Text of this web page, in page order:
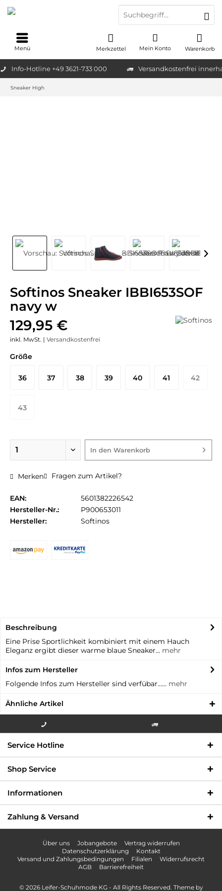
Info-Hotline +49 3621-733 000 Versandkostenfrei
Warenkorb
Merkzettel Mein Konto
Menü
Sneaker High
Softinos Sneaker IBBI653SOF
navy w
129,95 €
inkl. MwSt. | Versandkostenfrei
Größe
36 37 38 39 40 41 42
43
In den Warenkorb
Merken Fragen zum Artikel?
EAN:
5601382226542
Hersteller-Nr.:
P900653011
Hersteller:
Softinos
Beschreibung
Eine Prise Sportlichkeit kombiniert mit einem Hauch
Eleganz ergibt dieser warme blaue Sneaker... mehr
Infos zum Hersteller
Folgende Infos zum Hersteller sind verfübar...... mehr
Ähnliche Artikel
000
Service Hotline
Shop Service
Informationen
Zahlung & Versand
Über uns Jobangebote
Vertrag widerrufen
Datenschutzerklärung
Kontakt
Versand und Zahlungsbedingungen
Filialen
Widerrufsrecht
AGB
Barrierefreiheit
© 2026 Leifer-Schuhmode KG - All Rights Reserved. Theme by